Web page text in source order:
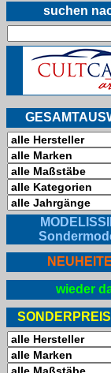
suchen
wieder